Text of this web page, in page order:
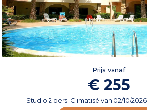
Prijs vanaf
€ 255
Studio 2 pers. Climatisé van 02/10/2026